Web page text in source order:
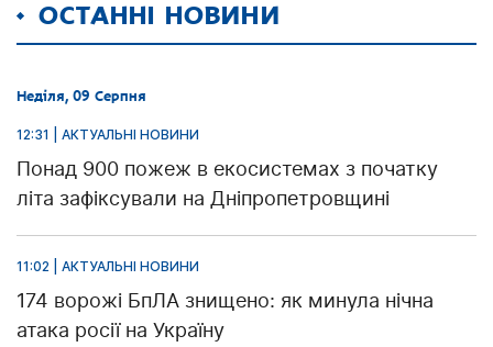
ОСТАННІ НОВИНИ
Неділя, 09 Серпня
12:31 | АКТУАЛЬНІ НОВИНИ
Понад 900 пожеж в екосистемах з початку
літа зафіксували на Дніпропетровщині
11:02 | АКТУАЛЬНІ НОВИНИ
174 ворожі БпЛА знищено: як минула нічна
атака росії на Україну